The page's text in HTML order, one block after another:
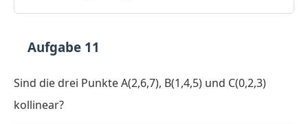
Aufgabe 11
Sind die drei Punkte A(2,6,7), B(1,4,5) und C(0,2,3)
kollinear?